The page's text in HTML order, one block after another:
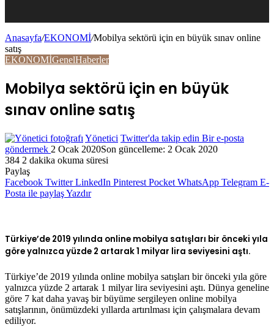
Anasayfa/EKONOMİ/Mobilya sektörü için en büyük sınav online
satış
EKONOMİGenelHaberler
Mobilya sektörü için en büyük
sınav online satış
Yönetici Twitter'da takip edin Bir e-posta
göndermek 2 Ocak 2020Son güncelleme: 2 Ocak 2020
384 2 dakika okuma süresi
Paylaş
Facebook Twitter LinkedIn Pinterest Pocket WhatsApp Telegram E-
Posta ile paylaşYazdır
Türkiye’de 2019 yılında online mobilya satışları bir önceki yıla
göre yalnızca yüzde 2 artarak 1 milyar lira seviyesini aştı.
Türkiye’de 2019 yılında online mobilya satışları bir önceki yıla göre
yalnızca yüzde 2 artarak 1 milyar lira seviyesini aştı. Dünya geneline
göre 7 kat daha yavaş bir büyüme sergileyen online mobilya
satışlarının, önümüzdeki yıllarda artırılması için çalışmalara devam
ediliyor.